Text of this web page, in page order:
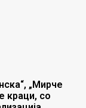
„Мирче
краци, со